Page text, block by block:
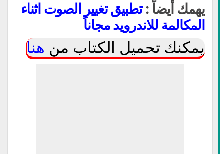
يهمك أيضاً :تطبيق تغيير الصوت اثناء
المكالمة للاندرويد مجاناً
يمكنك تحميل الكتاب من هنا